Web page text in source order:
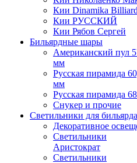
Кии Dinamika
Кии РУССКИЙ
Кии Рябов Сергей
Бильярдные шары
Американский пул
мм
Русская пирамида
мм
Русская пирамида
Снукер и прочие
Светильники для бильярда
Декоративное
Светильники
Аристократ
Светильники